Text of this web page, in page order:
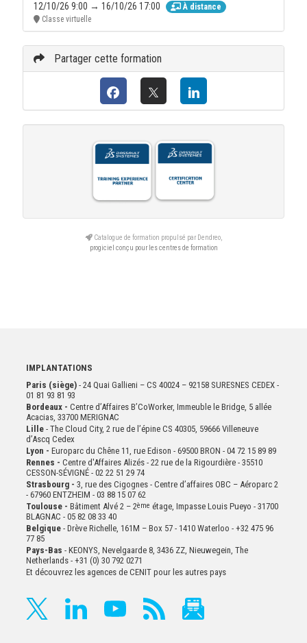
15/10/26 :
13:00 → 17:00
12/10/26 9:00 → 16/10/26 17:00
À distance
Classe virtuelle
Partager cette formation
Catalogue de formation propulsé par Dendreo,
progiciel conçu pour les centres de formation
IMPLANTATIONS
Paris (siège) - 24 Quai Gallieni – CS 40024 – 92158 SURESNES CEDEX -
01 81 93 81 93
Bordeaux - Centre d’Affaires B’CoWorker, Immeuble le Bridge, 5 allée
Acacias, 33700 MERIGNAC
Lille- The Cloud City, 2 rue de l’épine CS 40305, 59666 Villeneuve
d’Ascq Cedex
Lyon - Europarc du Chêne 11, rue Edison - 69500 BRON - 04 72 15 89 89
Rennes - Centre d'Affaires Alizés - 22 rue de la Rigourdière - 35510
CESSON-SÉVIGNÉ - 02 22 51 29 74
Strasbourg - 3, rue des Cigognes - Centre d’affaires OBC – Aéroparc 2
- 67960 ENTZHEIM - 03 88 15 07 62
Toulouse - Bâtiment Alvé 2 – 2ème étage, Impasse Louis Pueyo - 31700
BLAGNAC - 05 82 08 33 40
Belgique- Drève Richelle, 161M – Box 57 - 1410 Waterloo - +32 475 96
77 85
Pays-Bas - KEONYS, Nevelgaarde 8, 3436 ZZ, Nieuwegein, The
Netherlands - +31 (0) 30 792 0271
Et découvrez les agences de CENIT pour les autres pays